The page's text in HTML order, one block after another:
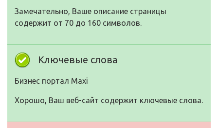
Замечательно, Ваше описание страницы
содержит от 70 до 160 символов.
Ключевые слова
Бизнес портал Maxi
Хорошо, Ваш веб-сайт содержит ключевые слова.